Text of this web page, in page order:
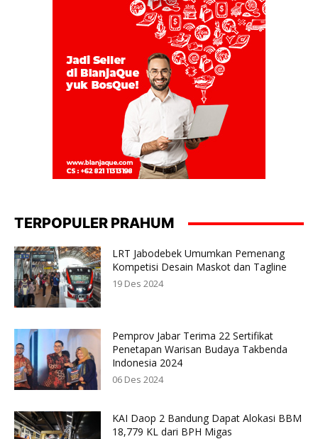
TERPOPULER PRAHUM
LRT Jabodebek Umumkan Pemenang
Kompetisi Desain Maskot dan Tagline
19 Des 2024
Pemprov Jabar Terima 22 Sertifikat
Penetapan Warisan Budaya Takbenda
Indonesia 2024
06 Des 2024
KAI Daop 2 Bandung Dapat Alokasi BBM
18,779 KL dari BPH Migas